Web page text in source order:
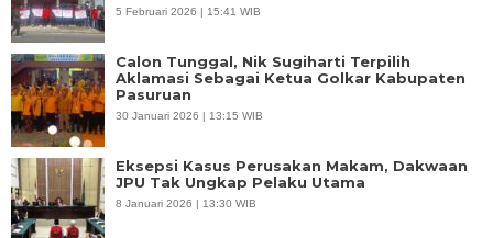
5 Februari 2026 | 15:41 WIB
Calon Tunggal, Nik Sugiharti Terpilih
Aklamasi Sebagai Ketua Golkar Kabupaten
Pasuruan
30 Januari 2026 | 13:15 WIB
Eksepsi Kasus Perusakan Makam, Dakwaan
JPU Tak Ungkap Pelaku Utama
8 Januari 2026 | 13:30 WIB